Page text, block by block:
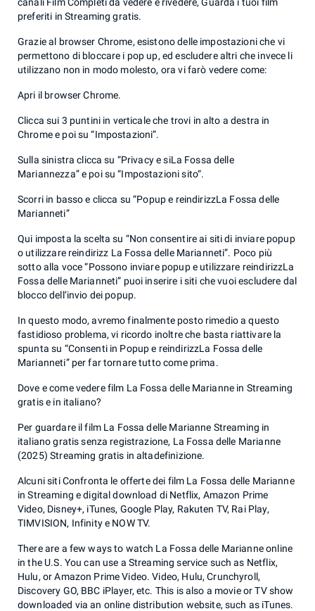
preferiti in Streaming gratis.
Grazie al browser Chrome, esistono delle impostazioni che vi
permettono di bloccare i pop up, ed escludere altri che invece li
utilizzano non in modo molesto, ora vi farò vedere come:
Apri il browser Chrome.
Clicca sui 3 puntini in verticale che trovi in alto a destra in
Chrome e poi su “Impostazioni”.
Sulla sinistra clicca su “Privacy e siLa Fossa delle
Mariannezza” e poi su “Impostazioni sito“.
Scorri in basso e clicca su “Popup e reindirizzLa Fossa delle
Marianneti”
Qui imposta la scelta su “Non consentire ai siti di inviare popup
o utilizzare reindirizz La Fossa delle Marianneti”. Poco più
sotto alla voce “Possono inviare popup e utilizzare reindirizzLa
Fossa delle Marianneti” puoi inserire i siti che vuoi escludere dal
blocco dell’invio dei popup.
In questo modo, avremo finalmente posto rimedio a questo
fastidioso problema, vi ricordo inoltre che basta riattivare la
spunta su “Consenti in Popup e reindirizzLa Fossa delle
Marianneti” per far tornare tutto come prima.
Dove e come vedere film La Fossa delle Marianne in Streaming
gratis e in italiano?
Per guardare il film La Fossa delle Marianne Streaming in
italiano gratis senza registrazione, La Fossa delle Marianne
(2025) Streaming gratis in altadefinizione.
Alcuni siti Confronta le offerte dei film La Fossa delle Marianne
in Streaming e digital download di Netflix, Amazon Prime
Video, Disney+, iTunes, Google Play, Rakuten TV, Rai Play,
TIMVISION, Infinity e NOW TV.
There are a few ways to watch La Fossa delle Marianne online
in the U.S. You can use a Streaming service such as Netflix,
Hulu, or Amazon Prime Video. Video, Hulu, Crunchyroll,
Discovery GO, BBC iPlayer, etc. This is also a movie or TV show
downloaded via an online distribution website, such as iTunes.